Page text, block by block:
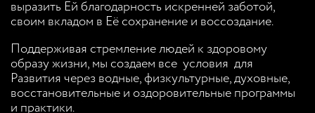
выразить Ей благодарность искренней заботой,
своим вкладом в Её сохранение и воссоздание.
Поддерживая стремление людей к здоровому
образу жизни, мы создаем все условия для
Развития через водные, физкультурные, духовные,
восстановительные и оздоровительные программы
и практики.